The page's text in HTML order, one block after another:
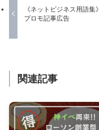
《ネットビジネス用語集》
プロモ記事広告
関連記事